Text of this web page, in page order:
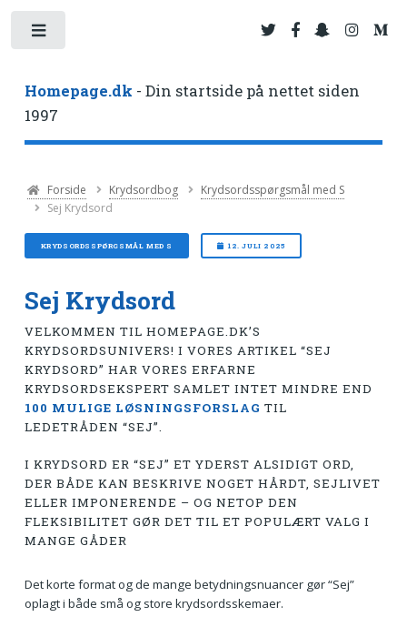
Homepage.dk - Din startside på nettet siden
1997
Forside Krydsordbog
Krydsordsspørgsmål med S
Sej Krydsord
KRYDSORDSSPØRGSMÅL MED S 12. JULI 2025
Sej Krydsord
VELKOMMEN TIL HOMEPAGE.DK’S
KRYDSORDSUNIVERS! I VORES ARTIKEL “SEJ
KRYDSORD” HAR VORES ERFARNE
KRYDSORDSEKSPERT SAMLET INTET MINDRE END
100 MULIGE LØSNINGSFORSLAG TIL
LEDETRÅDEN “SEJ”.
I KRYDSORD ER “SEJ” ET YDERST ALSIDIGT ORD,
DER BÅDE KAN BESKRIVE NOGET HÅRDT, SEJLIVET
ELLER IMPONERENDE – OG NETOP DEN
FLEKSIBILITET GØR DET TIL ET POPULÆRT VALG I
MANGE GÅDER
Det korte format og de mange betydningsnuancer gør “Sej”
oplagt i både små og store krydsordsskemaer.